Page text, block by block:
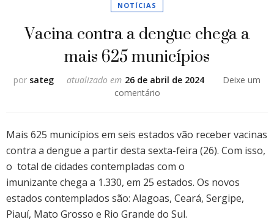
NOTÍCIAS
Vacina contra a dengue chega a
mais 625 municípios
por sateg atualizado em 26 de abril de 2024
Deixe um
comentárioem
a
chega
a
mais
625
municípios
Mais 625 municípios em seis estados vão receber vacinas
contra a dengue a partir desta sexta-feira (26). Com isso,
o total de cidades contempladas com o
imunizante chega a 1.330, em 25 estados. Os novos
estados contemplados são: Alagoas, Ceará, Sergipe,
Piauí, Mato Grosso e Rio Grande do Sul.